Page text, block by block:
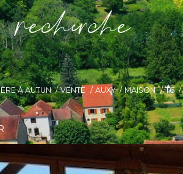
recece
À AUTUN VENTE AUXY MAISON T6